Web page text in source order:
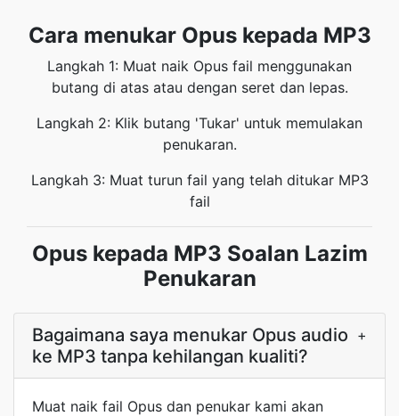
Cara menukar Opus kepada MP3
Langkah 1: Muat naik Opus fail menggunakan
butang di atas atau dengan seret dan lepas.
Langkah 2: Klik butang 'Tukar' untuk memulakan
penukaran.
Langkah 3: Muat turun fail yang telah ditukar MP3
fail
Opus kepada MP3 Soalan Lazim
Penukaran
Bagaimana saya menukar Opus audio
ke MP3 tanpa kehilangan kualiti?
+
Muat naik fail Opus dan penukar kami akan